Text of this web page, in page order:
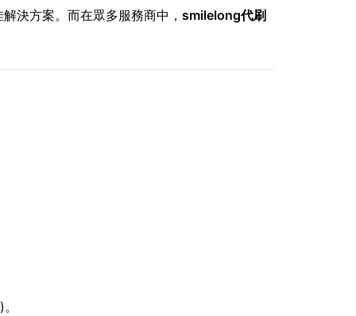
決方案。而在眾多服務商中， smilelong代刷